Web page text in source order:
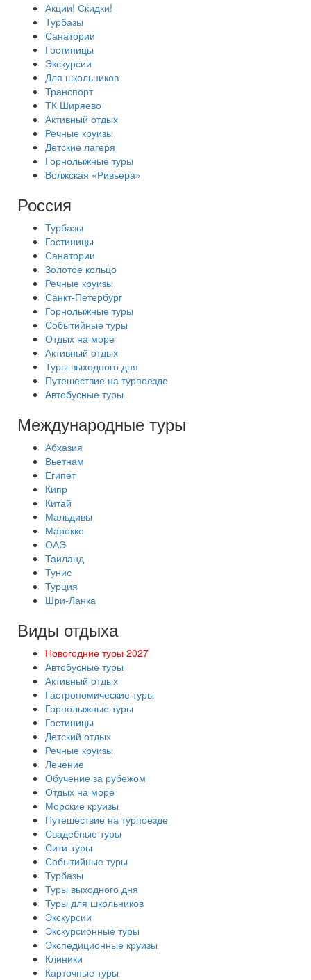
Акции! Скидки!
Турбазы
Санатории
Гостиницы
Экскурсии
Для школьников
Транспорт
ТК Ширяево
Активный отдых
Речные круизы
Детские лагеря
Горнолыжные туры
Волжская «Ривьера»
Россия
Турбазы
Гостиницы
Санатории
Золотое кольцо
Речные круизы
Санкт-Петербург
Горнолыжные туры
Событийные туры
Отдых на море
Активный отдых
Туры выходного дня
Путешествие на турпоезде
Автобусные туры
Международные туры
Абхазия
Вьетнам
Египет
Кипр
Китай
Мальдивы
Марокко
ОАЭ
Таиланд
Тунис
Турция
Шри-Ланка
Виды отдыха
Новогодние туры 2027
Автобусные туры
Активный отдых
Гастрономические туры
Горнолыжные туры
Гостиницы
Детский отдых
Речные круизы
Лечение
Обучение за рубежом
Отдых на море
Морские круизы
Путешествие на турпоезде
Свадебные туры
Сити-туры
Событийные туры
Турбазы
Туры выходного дня
Туры для школьников
Экскурсии
Экскурсионные туры
Экспедиционные круизы
Клиники
Карточные туры